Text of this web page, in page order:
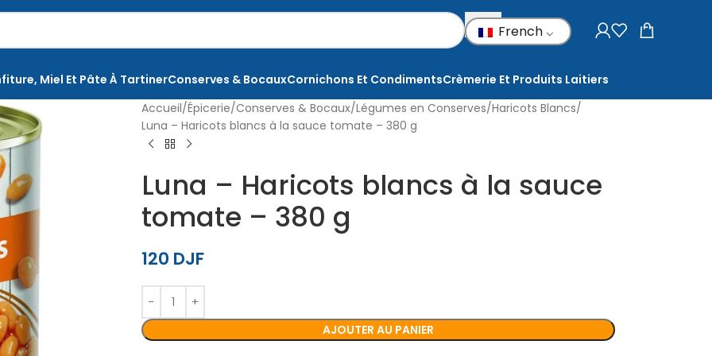
French
Miel Et Pâte À TartinerConserves & BocauxCornichons Et CondimentsCrèmerie Et Produits Laitiers
Accueil Épicerie Conserves & Bocaux Légumes en Conserves Haricots Blancs
Luna – Haricots blancs à la sauce tomate – 380 g
Luna – Haricots blancs à la sauce
tomate – 380 g
120 DJF
AJOUTER AU PANIER